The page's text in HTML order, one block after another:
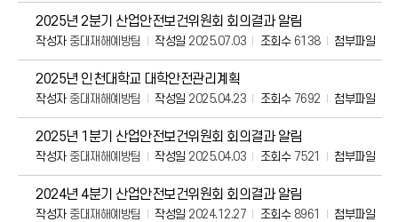
2025년 2분기 산업안전보건위원회 회의결과 알림
작성자중대재해예방팀 작성일 2025.07.03 조회수6138 첨부파일
2025년 인천대학교 대학안전관리계획
작성자중대재해예방팀 작성일 2025.04.23 조회수7692 첨부파일
2025년 1분기 산업안전보건위원회 회의결과 알림
작성자중대재해예방팀 작성일 2025.04.03 조회수7521 첨부파일
2024년 4분기 산업안전보건위원회 회의결과 알림
작성자중대재해예방팀 작성일 2024.12.27 조회수8961 첨부파일